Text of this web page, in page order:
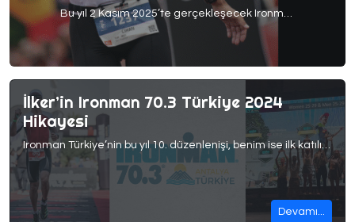
Bu yıl 2 Kasım 2025’te gerçekleşecek Ironman Türkiye 70.3 öncesinde sizlerle son taktikleri paylaşmak için Cihan Asrak ile kısa bir söyleşi hazırladık. Küçük yaşlardan itibaren sporla iç içe olan Cihan, 2012’den bu yana triatlonun içinde. Yıllar boyunca hem ulusal hem de uluslararası yarışlarda çeşitli tecrübeler kazandı. Bugün ise kendi hedeflerinin peşinden koşarken bir yandan da […]
İlker’in Ironman 70.3 Türkiye 2024
Hikayesi
Ironman Türkiye’nin bu yıl 10. düzenlenişi, benim ise ilk katılışım
Devamı...